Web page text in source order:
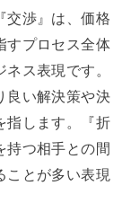
交渉』は、価格
すプロセス全体
ス表現です。
良い解決策や決
指します。『折
持つ相手との間
ことが多い表現